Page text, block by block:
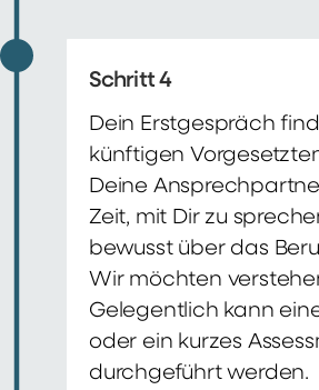
Schritt 4
Dein Erstgespräch
künftigen
Deine
Zeit, mit Dir zu
bewusst über das
Wir möchten
Gelegentlich kann
oder ein kurzes
durchgeführt werden.